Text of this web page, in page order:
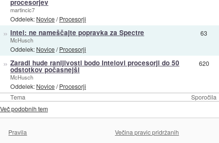
Tema Sporočila
procesorjev
martincic7
Oddelek: Novice/Procesorji
» Intel: ne nameščajte popravka za Spectre
McHusch
Oddelek: Novice/Procesorji
63
» Zaradi hude ranljivosti bodo Intelovi procesorji do 50
odstotkov počasnejši
McHusch
Oddelek: Novice/Procesorji
620
Več podobnih tem
Pravila Večina pravic pridržanih